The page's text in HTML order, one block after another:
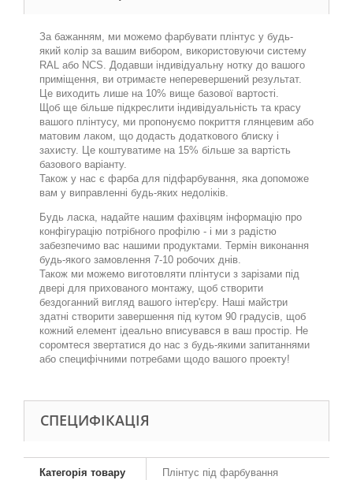
За бажанням, ми можемо фарбувати плінтус у будь-
який колір за вашим вибором, використовуючи систему
RAL або NCS. Додавши індивідуальну нотку до вашого
приміщення, ви отримаєте неперевершений результат.
Це виходить лише на 10% вище базової вартості.
Щоб ще більше підкреслити індивідуальність та красу
вашого плінтусу, ми пропонуємо покриття глянцевим або
матовим лаком, що додасть додаткового блиску і
захисту. Це коштуватиме на 15% більше за вартість
базового варіанту.
Також у нас є фарба для підфарбування, яка допоможе
вам у виправленні будь-яких недоліків.
Будь ласка, надайте нашим фахівцям інформацію про
конфігурацію потрібного профілю - і ми з радістю
забезпечимо вас нашими продуктами. Термін виконання
будь-якого замовлення 7-10 робочих днів.
Також ми можемо виготовляти плінтуси з зарізами під
двері для прихованого монтажу, щоб створити
бездоганний вигляд вашого інтер'єру. Наші майстри
здатні створити завершення під кутом 90 градусів, щоб
кожний елемент ідеально вписувався в ваш простір. Не
соромтеся звертатися до нас з будь-якими запитаннями
або специфічними потребами щодо вашого проекту!
СПЕЦИФІКАЦІЯ
Категорія товару Плінтус під фарбування